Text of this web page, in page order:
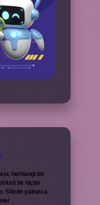
herhangi bir
ile hiçbir
Sitede yalnızca